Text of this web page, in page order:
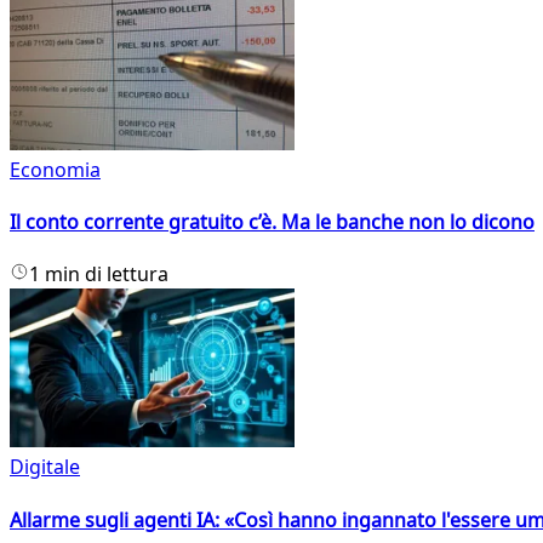
Economia
Il conto corrente gratuito c’è. Ma le banche non lo dicono
1 min di lettura
Digitale
Allarme sugli agenti IA: «Così hanno ingannato l'essere